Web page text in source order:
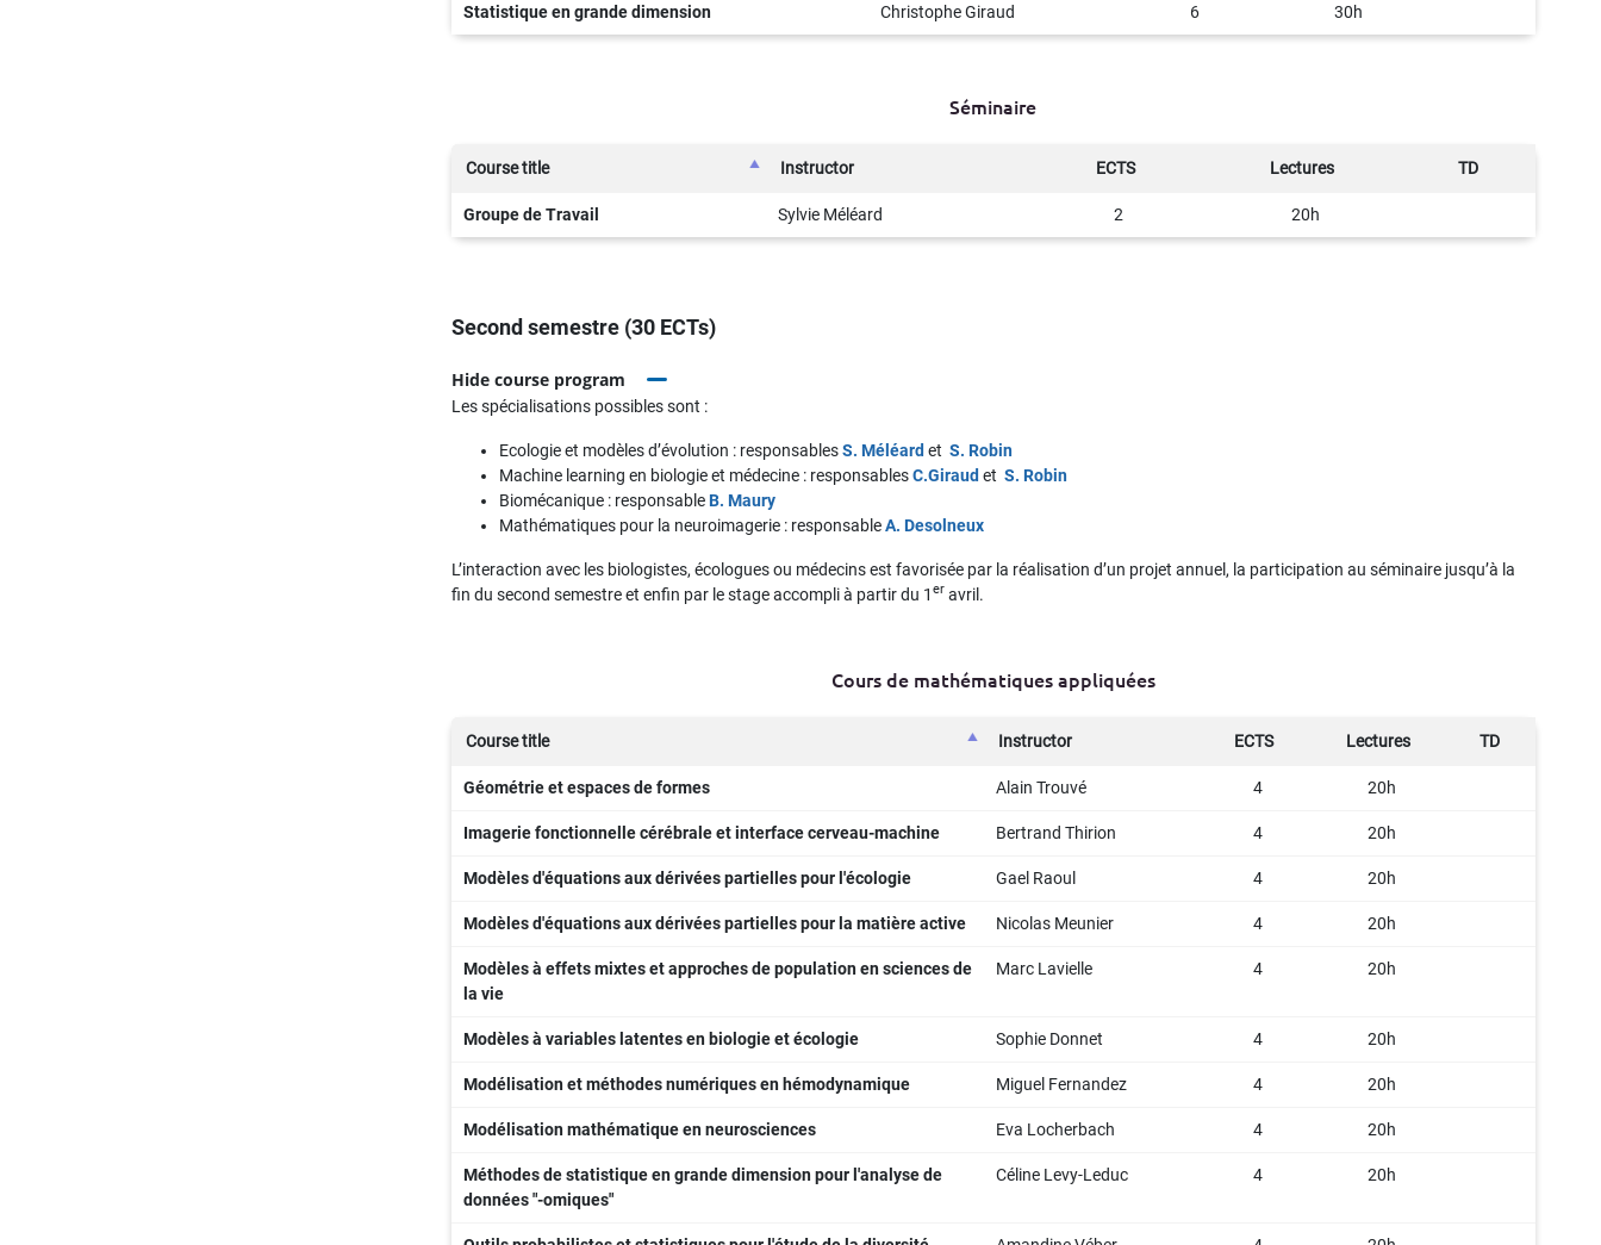
Statistique en grande dimension Christophe Giraud 6 30h
Séminaire
Course title Instructor ECTS Lectures TD
Groupe de Travail Sylvie Méléard 2 20h
Second semestre (30 ECTs)
Hide course program
Les spécialisations possibles sont :
Ecologie et modèles d’évolution : responsablesS. Méléardet S. Robin
Machine learning en biologie et médecine : responsablesC.Giraudet S. Robin
Biomécanique : responsableB. Maury
Mathématiques pour la neuroimagerie : responsableA. Desolneux
L’interaction avec les biologistes, écologues ou médecins est favorisée par la réalisation d’un projet annuel, la participation au séminaire jusqu’à la
fin du second semestre et enfin par le stage accompli à partir du 1 eravril.
Cours de mathématiques appliquées
Course title Instructor ECTS Lectures TD
Géométrie et espaces de formes Alain Trouvé 4 20h
Imagerie fonctionnelle cérébrale et interface cerveau-machine Bertrand Thirion 4 20h
Modèles d'équations aux dérivées partielles pour l'écologie Gael Raoul 4 20h
Modèles d'équations aux dérivées partielles pour la matière active Nicolas Meunier 4 20h
Modèles à effets mixtes et approches de population en sciences de
la vie
Marc Lavielle 4 20h
Modèles à variables latentes en biologie et écologie Sophie Donnet 4 20h
Modélisation et méthodes numériques en hémodynamique Miguel Fernandez 4 20h
Modélisation mathématique en neurosciences Eva Locherbach 4 20h
Méthodes de statistique en grande dimension pour l'analyse de
données "-omiques"
Céline Levy-Leduc 4 20h